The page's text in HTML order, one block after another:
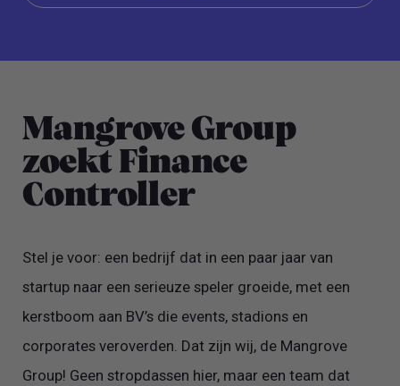
Mangrove Group
zoekt Finance
Controller
Stel je voor: een bedrijf dat in een paar jaar van
startup naar een serieuze speler groeide, met een
kerstboom aan BV’s die events, stadions en
corporates veroverden. Dat zijn wij, de Mangrove
Group! Geen stropdassen hier, maar een team dat